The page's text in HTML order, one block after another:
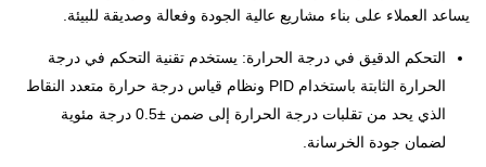
يساعد العملاء على بناء مشاريع عالية الجودة وفعالة وصديقة للبيئة.
التحكم الدقيق في درجة الحرارة: يستخدم تقنية التحكم في درجة
الحرارة الثابتة باستخدام PID ونظام قياس درجة حرارة متعدد النقاط
الذي يحد من تقلبات درجة الحرارة إلى ضمن ±0.5 درجة مئوية
لضمان جودة الخرسانة.